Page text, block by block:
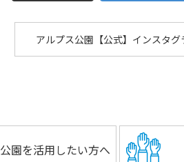
アルプス公園【公式】インスタグ
公園を活用したい方へ